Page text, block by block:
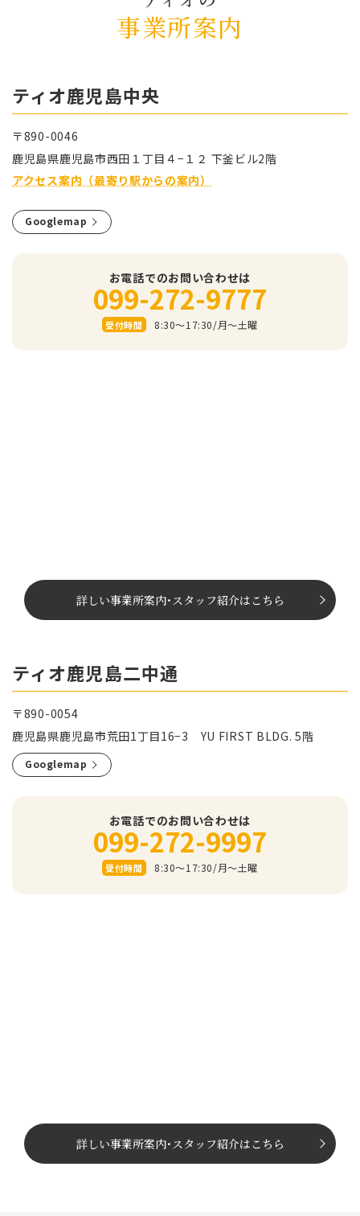
事業所案内
ティオ⿅児島中央
〒890-0046
⿅児島県⿅児島市⻄⽥１丁⽬４−１２ 下釜ビル2階
アクセス案内（最寄り駅からの案内）
Googlemap
お電話でのお問い合わせは
099-272-9777
受付時間 8:30～17:30/⽉〜⼟曜
詳しい事業所案内･スタッフ紹介はこちら
ティオ鹿児島二中通
〒890-0054
鹿児島県鹿児島市荒田1丁目16−3 YU FIRST BLDG. 5階
Googlemap
お電話でのお問い合わせは
099-272-9997
受付時間 8:30～17:30/⽉〜⼟曜
詳しい事業所案内･ スタッフ紹介はこちら